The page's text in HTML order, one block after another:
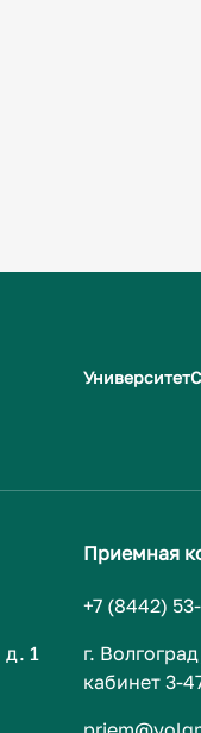
Университет
1
Приемная
+7 (8442)
г.
кабинет 3-